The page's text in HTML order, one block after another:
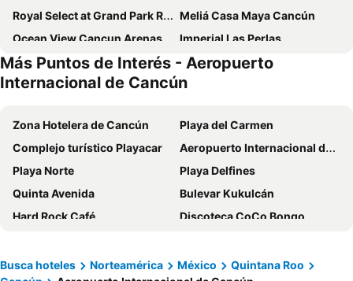
Royal Select at Grand Park Royal Cancún - All Inclusive - Adults Only
Meliá Casa Maya Cancún
Ocean View Cancun Arenas
Imperial Las Perlas
Aloft by Marriott Cancun
Hotel Chi Ibal Hu Cancun
Aquamarina Beach Hotel
Hilton Cancun Mar Caribe All-Inclusive Resort
Wyndham Grand Cancun All Inclusive Resort & Villas
Oh! Cancun The Urban Oasis & Beach Club
ibis Cancun Centro
Sunset Marina Resort & Yacht Club
Solymar Cancun Beach Resort
Beachscape Kin Ha Villas & Suites
Hotel Calypso Cancun
Four Points by Sheraton Cancun Centro
Adhara Hacienda Cancun
Hotel Caribe Internacional Cancun
Mex Hoteles
Renaissance Cancun Resort & Marina
Más Puntos de Interés - Aeropuerto
Internacional de Cancún
Zona Hotelera de Cancún
Playa del Carmen
Complejo turístico Playacar
Aeropuerto Internacional de Cancún
Playa Norte
Playa Delfines
Quinta Avenida
Bulevar Kukulcán
Hard Rock Café
Discoteca CoCo Bongo
Aeropuerto de Playa del Carmen
El Paraiso Playa
Busca hoteles Norteamérica México
Quintana Roo